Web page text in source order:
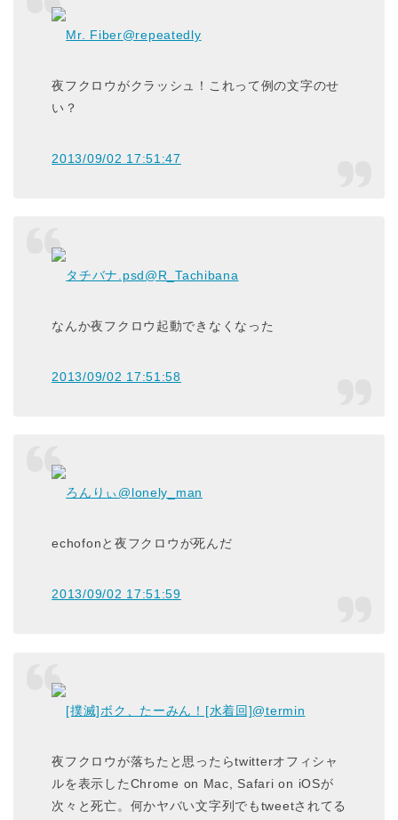
Mr. Fiber@repeatedly
夜フクロウがクラッシュ！これって例の文字のせ
い？
2013/09/02 17:51:47
タチバナ.psd@R_Tachibana
なんか夜フクロウ起動できなくなった
2013/09/02 17:51:58
ろんりぃ@lonely_man
echofonと夜フクロウが死んだ
2013/09/02 17:51:59
[撲滅]ボク、たーみん！[水着回]@termin
夜フクロウが落ちたと思ったらtwitterオフィシャ
ルを表示したChrome on Mac, Safari on iOSが
次々と死亡。何かヤバい文字列でもtweetされてる